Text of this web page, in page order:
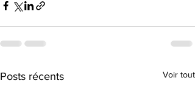
Posts récents Voir tout